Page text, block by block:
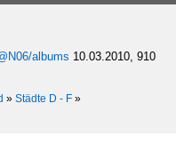
albums 10.03.2010, 910
» Städte D - F »